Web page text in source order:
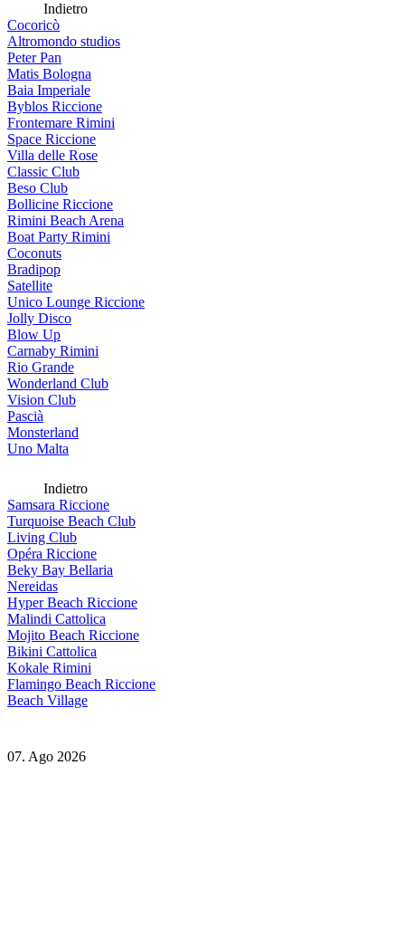
Indietro
Cocoricò
Altromondo studios
Peter Pan
Matis Bologna
Baia Imperiale
Byblos Riccione
Frontemare Rimini
Space Riccione
Villa delle Rose
Classic Club
Beso Club
Bollicine Riccione
Rimini Beach Arena
Boat Party Rimini
Coconuts
Bradipop
Satellite
Unico Lounge Riccione
Jolly Disco
Blow Up
Carnaby Rimini
Rio Grande
Wonderland Club
Vision Club
Pascià
Monsterland
Uno Malta
Indietro
Samsara Riccione
Turquoise Beach Club
Living Club
Opéra Riccione
Beky Bay Bellaria
Nereidas
Hyper Beach Riccione
Malindi Cattolica
Mojito Beach Riccione
Bikini Cattolica
Kokale Rimini
Flamingo Beach Riccione
Beach Village
07. Ago 2026